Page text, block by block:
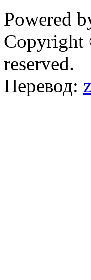
Powered
Copyright
reserved.
Перевод: